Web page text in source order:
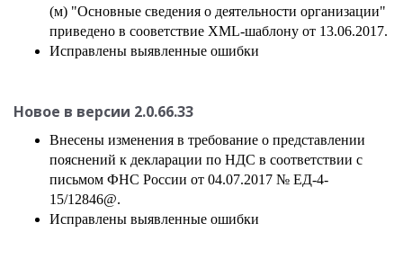
(м) "Основные сведения о деятельности организации"
приведено в сооветствие XML-шаблону от 13.06.2017.
Исправлены выявленные ошибки
Новое в версии 2.0.66.33
Внесены изменения в требование о представлении
пояснений к декларации по НДС в соответствии с
письмом ФНС России от 04.07.2017 № ЕД-4-
15/12846@.
Исправлены выявленные ошибки